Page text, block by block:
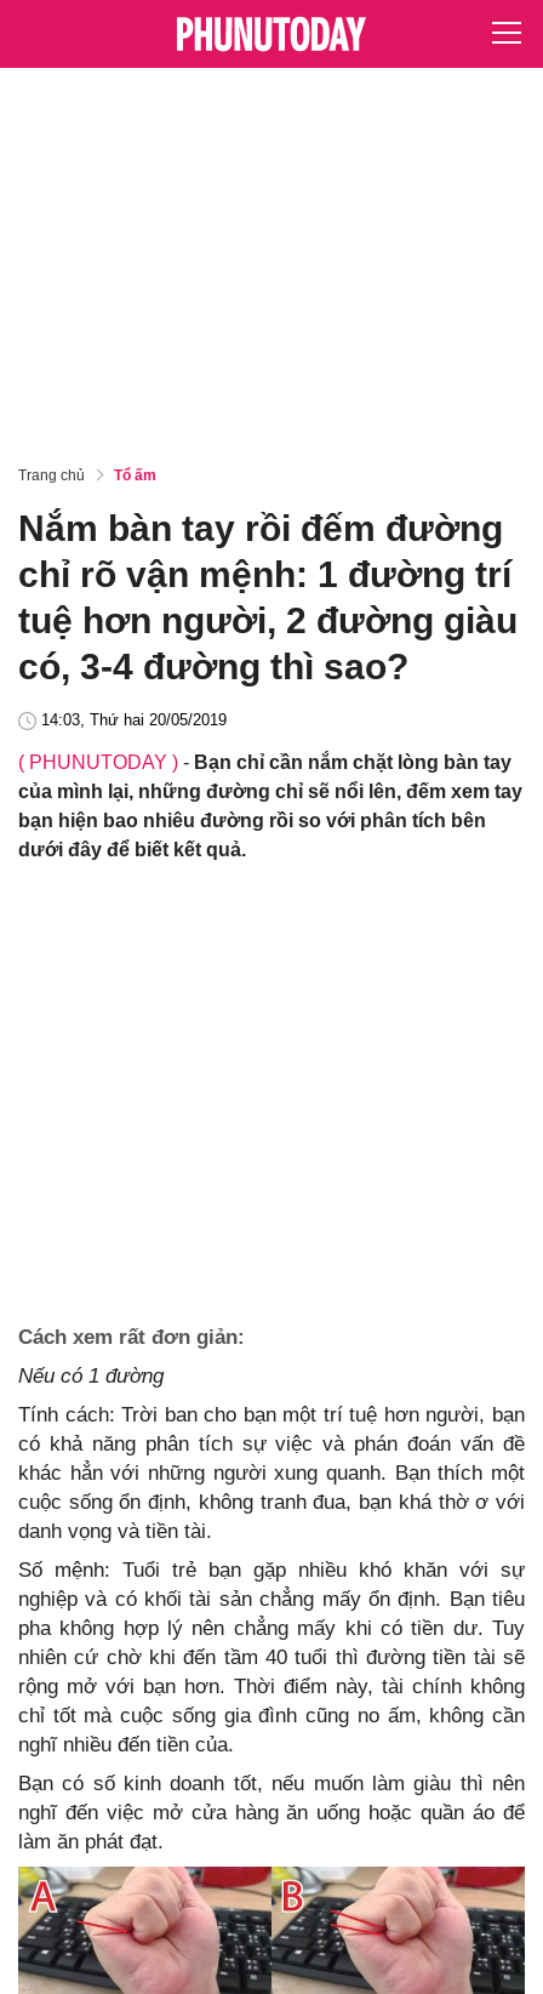
Trang chủ Tổ ấm
Nắm bàn tay rồi đếm đường
chỉ rõ vận mệnh: 1 đường trí
tuệ hơn người, 2 đường giàu
có, 3-4 đường thì sao?
14:03, Thứ hai 20/05/2019
( PHUNUTODAY ) - Bạn chỉ cần nắm chặt lòng bàn tay
của mình lại, những đường chỉ sẽ nổi lên, đếm xem tay
bạn hiện bao nhiêu đường rồi so với phân tích bên
dưới đây để biết kết quả.
Cách xem rất đơn giản:
Nếu có 1 đường
Tính cách: Trời ban cho bạn một trí tuệ hơn người, bạn
có khả năng phân tích sự việc và phán đoán vấn đề
khác hẳn với những người xung quanh. Bạn thích một
cuộc sống ổn định, không tranh đua, bạn khá thờ ơ với
danh vọng và tiền tài.
Số mệnh: Tuổi trẻ bạn gặp nhiều khó khăn với sự
nghiệp và có khối tài sản chẳng mấy ổn định. Bạn tiêu
pha không hợp lý nên chẳng mấy khi có tiền dư. Tuy
nhiên cứ chờ khi đến tầm 40 tuổi thì đường tiền tài sẽ
rộng mở với bạn hơn. Thời điểm này, tài chính không
chỉ tốt mà cuộc sống gia đình cũng no ấm, không cần
nghĩ nhiều đến tiền của.
Bạn có số kinh doanh tốt, nếu muốn làm giàu thì nên
nghĩ đến việc mở cửa hàng ăn uống hoặc quần áo để
làm ăn phát đạt.